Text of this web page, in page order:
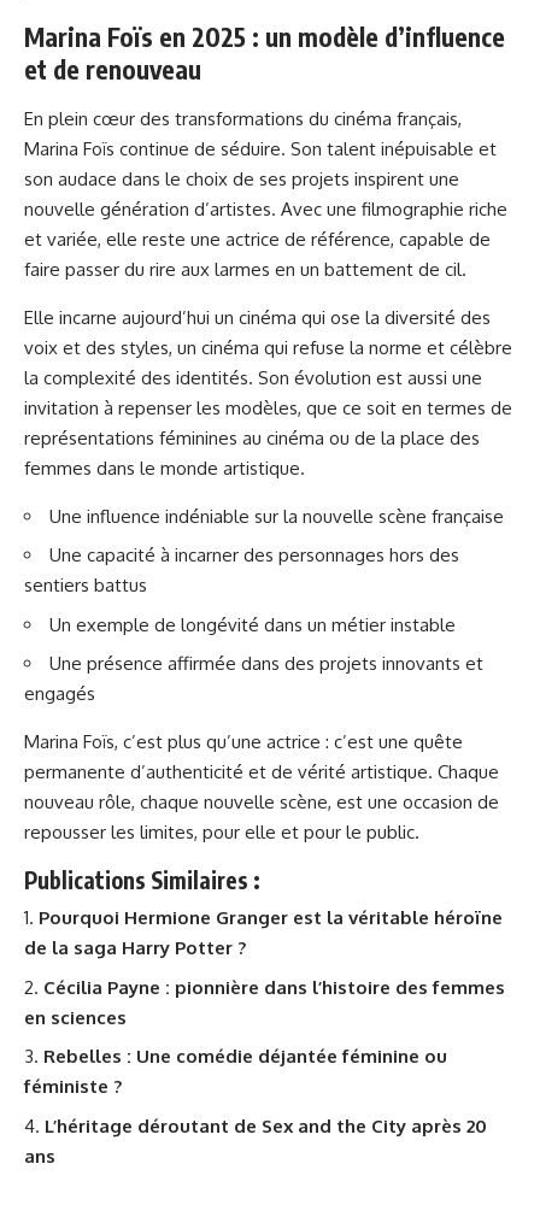
Marina Foïs en 2025 : un modèle d’influence
et de renouveau
En plein cœur des transformations du cinéma français,
Marina Foïs continue de séduire. Son talent inépuisable et
son audace dans le choix de ses projets inspirent une
nouvelle génération d’artistes. Avec une filmographie riche
et variée, elle reste une actrice de référence, capable de
faire passer du rire aux larmes en un battement de cil.
Elle incarne aujourd’hui un cinéma qui ose la diversité des
voix et des styles, un cinéma qui refuse la norme et célèbre
la complexité des identités. Son évolution est aussi une
invitation à repenser les modèles, que ce soit en termes de
représentations féminines au cinéma ou de la place des
femmes dans le monde artistique.
Une influence indéniable sur la nouvelle scène française
Une capacité à incarner des personnages hors des
sentiers battus
Un exemple de longévité dans un métier instable
Une présence affirmée dans des projets innovants et
engagés
Marina Foïs, c’est plus qu’une actrice : c’est une quête
permanente d’authenticité et de vérité artistique. Chaque
nouveau rôle, chaque nouvelle scène, est une occasion de
repousser les limites, pour elle et pour le public.
Publications Similaires :
Pourquoi Hermione Granger est la véritable héroïne
de la saga Harry Potter ?
Cécilia Payne : pionnière dans l’histoire des femmes
en sciences
Rebelles : Une comédie déjantée féminine ou
féministe ?
L’héritage déroutant de Sex and the City après 20
ans